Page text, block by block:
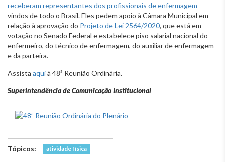
receberam representantes dos profissionais de enfermagem
vindos de todo o Brasil. Eles pedem apoio à Câmara Municipal em
relação à aprovação do Projeto de Lei 2564/2020, que está em
votação no Senado Federal e estabelece piso salarial nacional do
enfermeiro, do técnico de enfermagem, do auxiliar de enfermagem
e da parteira.
Assista aquià 48ª Reunião Ordinária.
Superintendência de Comunicação Institucional
Tópicos: atividade física